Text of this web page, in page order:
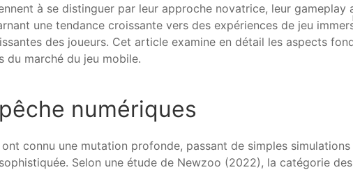
à se distinguer par leur approche novatrice, leur
une tendance croissante vers des expériences de jeu
des joueurs. Cet article examine en détail les aspects
du marché du jeu mobile.
numériques
connu une mutation profonde, passant de simples
Selon une étude de Newzoo (2022), la catégorie